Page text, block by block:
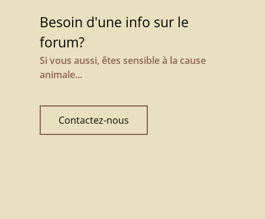
Besoin d'une info sur le
forum?
Si vous aussi, êtes sensible à la cause
animale...
Contactez-nous